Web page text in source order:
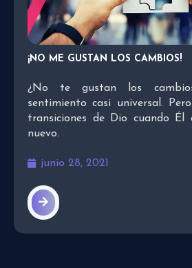
¡NO ME GUSTAN LOS CAMBIOS!
¿No te gustan los
sentimiento casi universal.
transiciones de Dio cuando Él
nuevo.
junio 28, 2021